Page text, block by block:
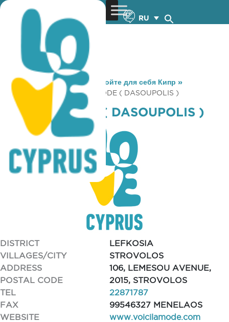
RU
You are here: Home »Откройте для себя Кипр »
Gastronomy
» CAFE LA MODE ( DASOUPOLIS )
CAFE LA MODE ( DASOUPOLIS )
DISTRICT
LEFKOSIA
VILLAGES/CITY
STROVOLOS
ADDRESS
106, LEMESOU AVENUE,
POSTAL CODE
2015, STROVOLOS
TEL
22871787
FAX
99546327 MENELAOS
WEBSITE
www.voicilamode.com